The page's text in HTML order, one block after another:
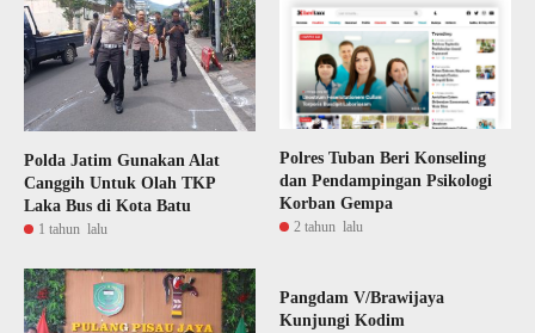
Polda Jatim Gunakan Alat
Canggih Untuk Olah TKP
Laka Bus di Kota Batu
1 tahun lalu
Polres Tuban Beri Konseling
dan Pendampingan Psikologi
Korban Gempa
2 tahun lalu
Pangdam V/Brawijaya
Kunjungi Kodim